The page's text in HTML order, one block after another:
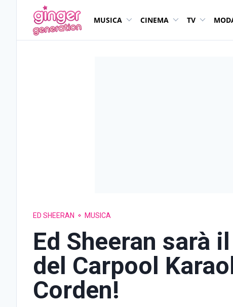
MUSICA CINEMA TV
ED SHEERAN MUSICA
Ed Sheeran sarà
del Carpool
Corden!